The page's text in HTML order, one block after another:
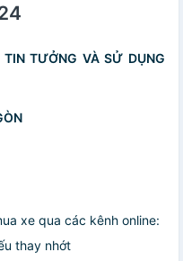
TƯỞNG VÀ SỬ DỤNG
xe qua các kênh online:
thay nhớt